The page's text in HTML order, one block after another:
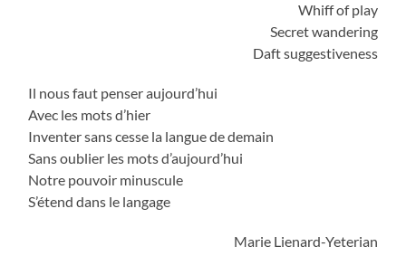
Whiff of play
Secret wandering
Daft suggestiveness
Il nous faut penser aujourd’hui
Avec les mots d’hier
Inventer sans cesse la langue de demain
Sans oublier les mots d’aujourd’hui
Notre pouvoir minuscule
S’étend dans le langage
Marie Lienard-Yeterian